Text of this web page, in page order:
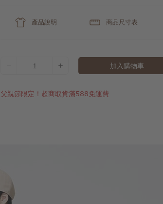
產品說明 商品尺寸表
1 加入購物車
父親節限定！超商取貨滿588免運費